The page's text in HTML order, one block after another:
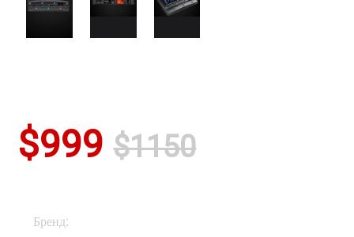
$999$1150
Бренд: